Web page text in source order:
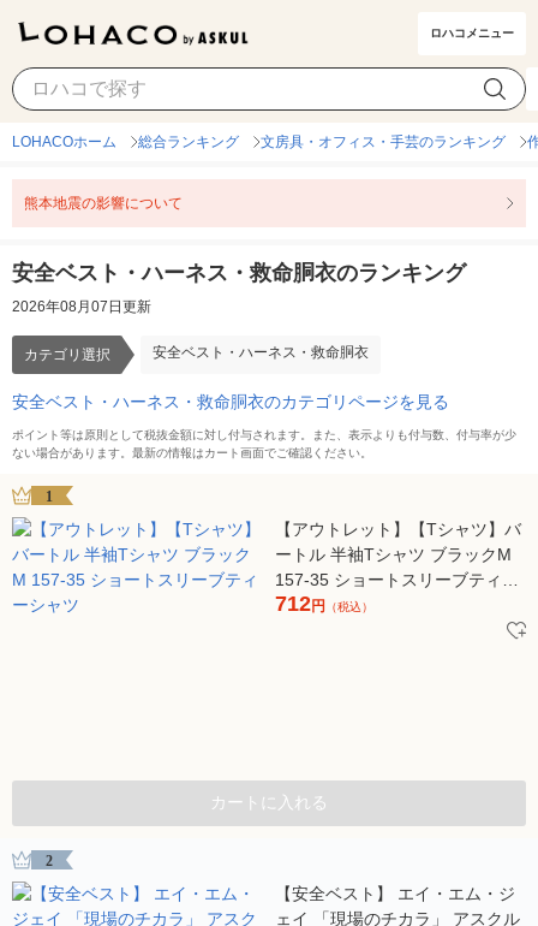
ロハコメニュー
安全ベスト・ハーネス・救命胴衣 カテゴリ選択
LOHACOホーム 総合ランキング 文房具・オフィス・手芸のランキング
熊本地震の影響について
安全ベスト・ハーネス・救命胴衣のランキング
2026年08月07日更新
カテゴリ選択 安全ベスト・ハーネス・救命胴衣
安全ベスト・ハーネス・救命胴衣のカテゴリページを見る
ポイント等は原則として税抜金額に対し付与されます。また、表示よりも付与数、付与率が少
ない場合があります。最新の情報はカート画面でご確認ください。
1
【アウトレット】【Tシャツ】バ
ートル 半袖Tシャツ ブラックM
157-35 ショートスリーブティー
シャツ
712円 （税込）
カートに入れる
2
【安全ベスト】 エイ・エム・ジ
ェイ 「現場のチカラ」 アスクル